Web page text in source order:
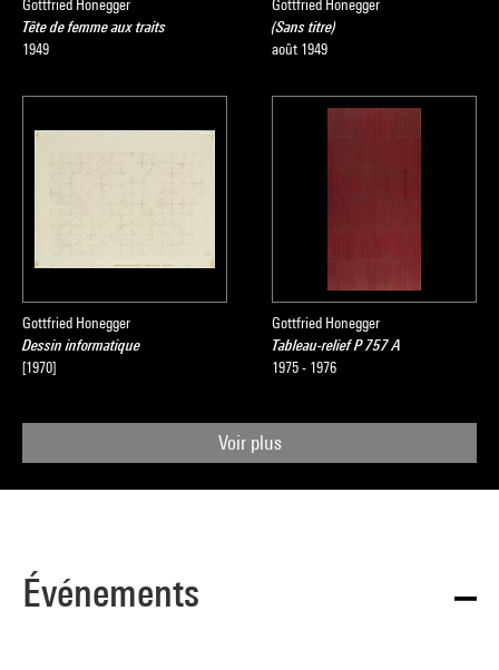
Gottfried Honegger
Tête de femme aux traits
1949
Gottfried Honegger
(Sans titre)
août 1949
Gottfried Honegger
Dessin informatique
[1970]
Gottfried Honegger
Tableau-relief P 757 A
1975 - 1976
Voir plus
Événements